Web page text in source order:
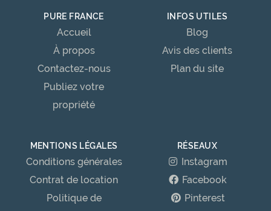
PURE FRANCE
Accueil
À propos
Contactez-nous
Publiez votre
propriété
INFOS UTILES
Blog
Avis des clients
Plan du site
MENTIONS LÉGALES
Conditions générales
Contrat de location
Politique de
RÉSEAUX
Instagram
Facebook
Pinterest